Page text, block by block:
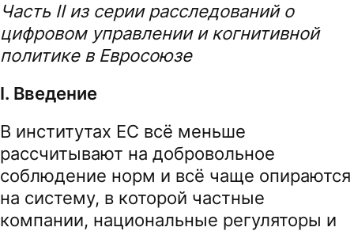
Часть II из серии расследований о
цифровом управлении и когнитивной
политике в Евросоюзе
I. Введение
В институтах ЕС всё меньше
рассчитывают на добровольное
соблюдение норм и всё чаще опираются
на систему, в которой частные
компании, национальные регуляторы и